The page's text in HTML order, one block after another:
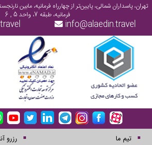
تهران، پاسداران شمالی، پایین‌تر از چهارراه فرمانیه، مابین
فرمانیه، طبقه 7، واحد 5 , 6
info@alaedin.travel
تیم ما
رزرو